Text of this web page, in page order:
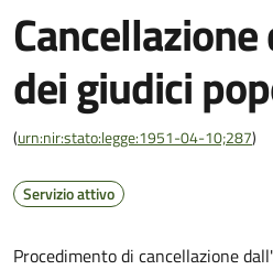
dei giudici
(urn:nir:stato:legge:1951-04-10;287)
Servizio attivo
Procedimento di cancellazione